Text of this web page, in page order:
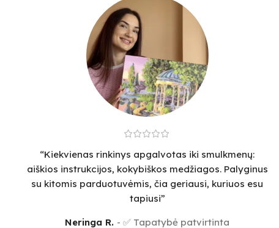
“Kiekvienas rinkinys apgalvotas iki smulkmenų:
aiškios instrukcijos, kokybiškos medžiagos. Palyginus
su kitomis parduotuvėmis, čia geriausi, kuriuos esu
tapiusi”
Neringa R. ✅ Tapatybė patvirtinta